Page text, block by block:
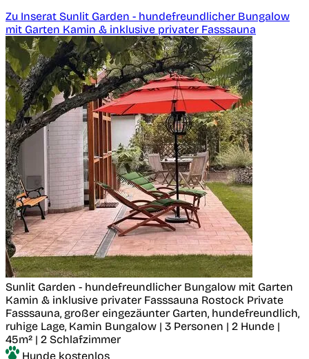
Zu Inserat Sunlit Garden - hundefreundlicher Bungalow
mit Garten Kamin & inklusive privater Fasssauna
Sunlit Garden - hundefreundlicher Bungalow mit Garten
Kamin & inklusive privater Fasssauna Rostock Private
Fasssauna, großer eingezäunter Garten, hundefreundlich,
ruhige Lage, Kamin Bungalow | 3 Personen | 2 Hunde |
45m² | 2 Schlafzimmer
Hunde kostenlos